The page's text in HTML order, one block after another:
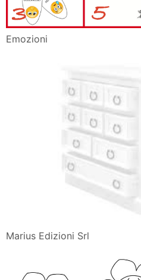
Emozioni
Marius Edizioni Srl